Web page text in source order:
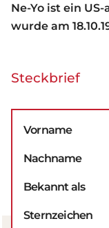
Ne-Yo ist ein
wurde am
Steckbrief
Vorname
Nachname
Bekannt als
Sternzeichen